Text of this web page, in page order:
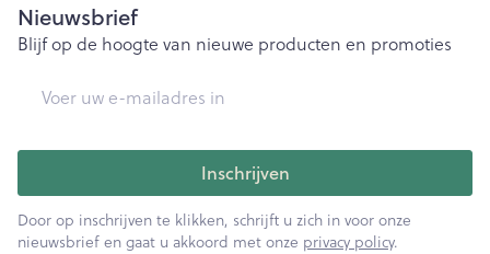
Nieuwsbrief
Blijf op de hoogte van nieuwe producten en promoties
Inschrijven
Door op inschrijven te klikken, schrijft u zich in voor onze
nieuwsbrief en gaat u akkoord met onze privacy policy.